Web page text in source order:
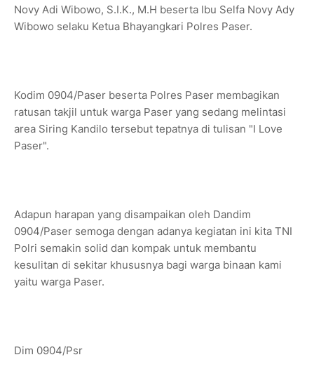
Novy Adi Wibowo, S.I.K., M.H beserta Ibu Selfa Novy Ady
Wibowo selaku Ketua Bhayangkari Polres Paser.
Kodim 0904/Paser beserta Polres Paser membagikan
ratusan takjil untuk warga Paser yang sedang melintasi
area Siring Kandilo tersebut tepatnya di tulisan "I Love
Paser".
Adapun harapan yang disampaikan oleh Dandim
0904/Paser semoga dengan adanya kegiatan ini kita TNI
Polri semakin solid dan kompak untuk membantu
kesulitan di sekitar khususnya bagi warga binaan kami
yaitu warga Paser.
Dim 0904/Psr